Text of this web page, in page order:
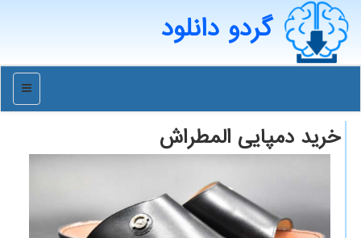
گردو دانلود
منو
خرید دمپایی المطراش